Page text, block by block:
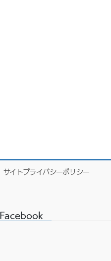
サイトプライバシーポリシー
Facebook